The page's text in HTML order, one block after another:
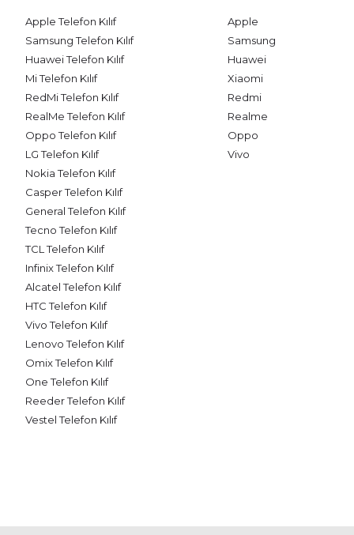
Apple Telefon Kılıf
Samsung Telefon Kılıf
Huawei Telefon Kılıf
Mi Telefon Kılıf
RedMi Telefon Kılıf
RealMe Telefon Kılıf
Oppo Telefon Kılıf
LG Telefon Kılıf
Nokia Telefon Kılıf
Casper Telefon Kılıf
General Telefon Kılıf
Tecno Telefon Kılıf
TCL Telefon Kılıf
Infinix Telefon Kılıf
Alcatel Telefon Kılıf
HTC Telefon Kılıf
Vivo Telefon Kılıf
Lenovo Telefon Kılıf
Omix Telefon Kılıf
One Telefon Kılıf
Reeder Telefon Kılıf
Vestel Telefon Kılıf
Apple
Samsung
Huawei
Xiaomi
Redmi
Realme
Oppo
Vivo